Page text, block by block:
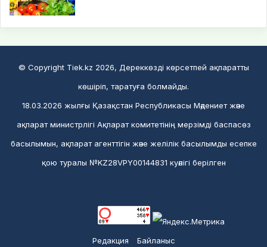
© Copyright Tiek.kz 2026, Дереккөзді көрсетпей ақпаратты
көшіріп, таратуға болмайды.
18.03.2026 жылғы Қазақстан Республикасы Мәдениет және
ақпарат министрлігі Ақпарат комитетінің мерзімді баспасөз
басылымын, ақпарат агенттігін және желілік басылымды есепке
қою туралы №KZ28VPY00144831 куәлігі берілген
Редакция Байланыс